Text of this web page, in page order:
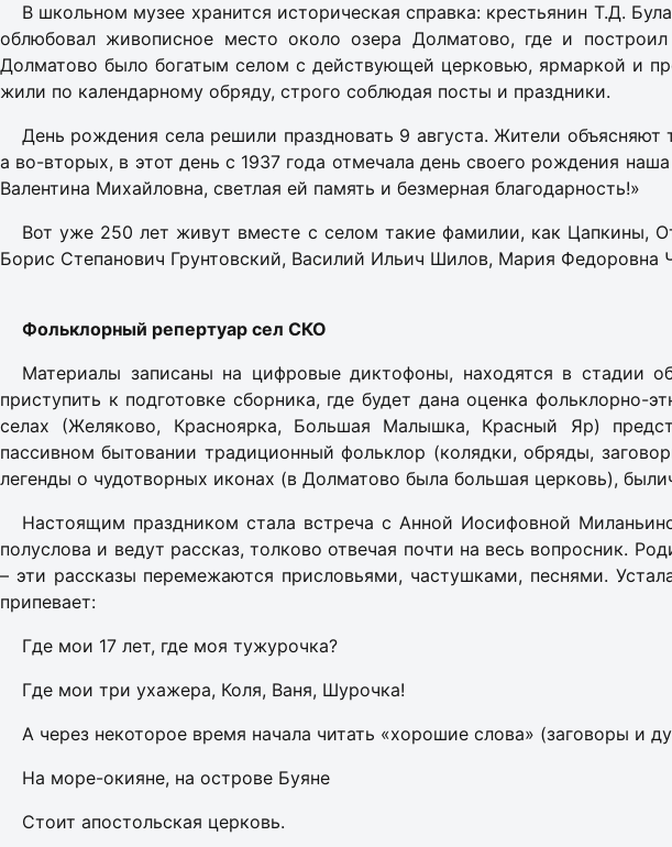
В школьном музее хранится историческая справка: крестьянин Т.Д.
облюбовал живописное место около озера Долматово, где и
Долматово было богатым селом с действующей церковью, ярмаркой и
жили по календарному обряду, строго соблюдая посты и праздники.
День рождения села решили праздновать 9 августа. Жители
а во-вторых, в этот день с 1937 года отмечала день своего рождения
Валентина Михайловна, светлая ей память и безмерная благодарность!»
Вот уже 250 лет живут вместе с селом такие фамилии, как Цапкины,
Борис Степанович Грунтовский, Василий Ильич Шилов, Мария Федоровна
Фольклорный репертуар сел СКО
Материалы записаны на цифровые диктофоны, находятся в стадии
приступить к подготовке сборника, где будет дана оценка
селах (Желяково, Красноярка, Большая Малышка, Красный Яр)
пассивном бытовании традиционный фольклор (колядки, обряды,
легенды о чудотворных иконах (в Долматово была большая церковь),
Настоящим праздником стала встреча с Анной Иосифовной
полуслова и ведут рассказ, толково отвечая почти на весь вопросник.
– эти рассказы перемежаются присловьями, частушками, песнями.
припевает:
Где мои 17 лет, где моя тужурочка?
Где мои три ухажера, Коля, Ваня, Шурочка!
А через некоторое время начала читать «хорошие слова» (заговоры и
На море-окияне, на острове Буяне
Стоит апостольская церковь.